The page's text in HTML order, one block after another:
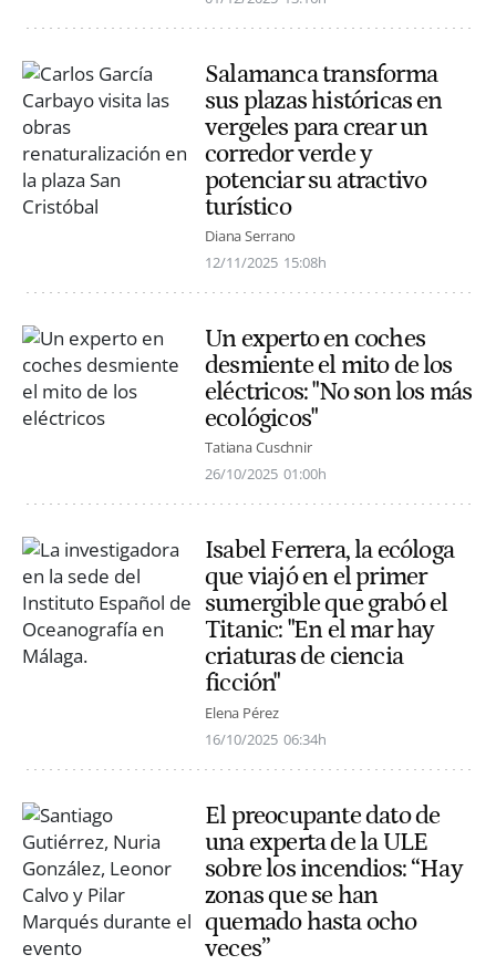
Salamanca transforma
sus plazas históricas en
vergeles para crear un
corredor verde y
potenciar su atractivo
turístico
Diana Serrano
12/11/2025 15:08h
Un experto en coches
desmiente el mito de los
eléctricos: "No son los más
ecológicos"
Tatiana Cuschnir
26/10/2025 01:00h
Isabel Ferrera, la ecóloga
que viajó en el primer
sumergible que grabó el
Titanic: "En el mar hay
criaturas de ciencia
ficción"
Elena Pérez
16/10/2025 06:34h
El preocupante dato de
una experta de la ULE
sobre los incendios: “Hay
zonas que se han
quemado hasta ocho
veces”